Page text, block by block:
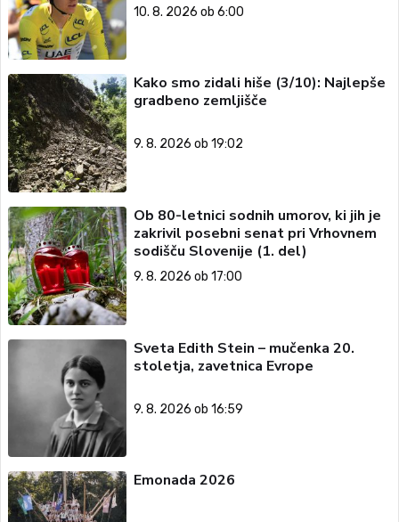
10. 8. 2026 ob 6:00
Kako smo zidali hiše (3/10): Najlepše
gradbeno zemljišče
9. 8. 2026 ob 19:02
Ob 80-letnici sodnih umorov, ki jih je
zakrivil posebni senat pri Vrhovnem
sodišču Slovenije (1. del)
9. 8. 2026 ob 17:00
Sveta Edith Stein – mučenka 20.
stoletja, zavetnica Evrope
9. 8. 2026 ob 16:59
Emonada 2026